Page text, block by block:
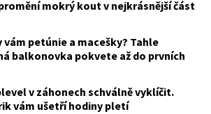
mokrý kout v nejkrásnější část
vám petúnie a macešky? Tahle
balkonovka pokvete až do prvních
v záhonech schválně vyklíčit.
vám ušetří hodiny pletí